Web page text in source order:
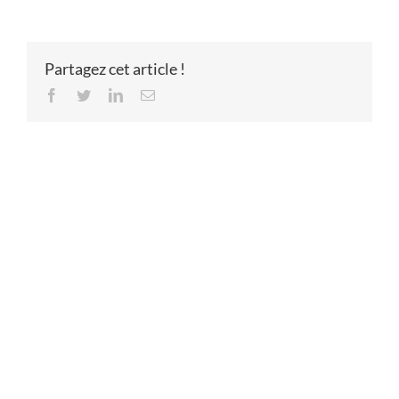
Partagez cet article !
Facebook
TwitterLinkedInEmail